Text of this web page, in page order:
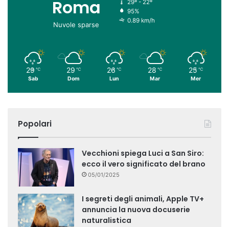
Roma
Nuvole sparse
29º - 22º
95%
0.89 km/h
29 ℃
Sab
29 ℃
Dom
26 ℃
Lun
28 ℃
Mar
25 ℃
Mer
Popolari
Vecchioni spiega Luci a San Siro:
ecco il vero significato del brano
05/01/2025
I segreti degli animali, Apple TV+
annuncia la nuova docuserie
naturalistica